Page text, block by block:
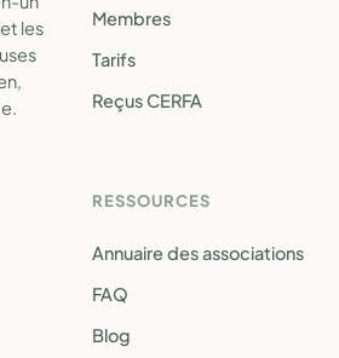
les
Membres
Tarifs
Reçus CERFA
RESSOURCES
Annuaire des associations
FAQ
Blog